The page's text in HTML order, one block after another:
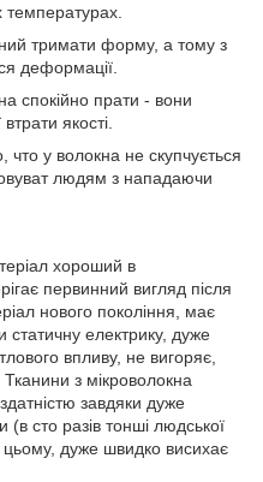
температурах.
тримати форму, а тому з
деформації.
спокійно прати - вони
якості.
что у волокна не скупчується
людям з нападаючи
хороший в
первинний вигляд після
нового покоління, має
статичну електрику, дуже
впливу, не вигоряє,
з мікроволокна
завдяки дуже
сто разів тонші людської
дуже швидко висихає